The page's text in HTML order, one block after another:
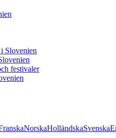
Slovenien
festivaler
NorskaHolländskaSvenska